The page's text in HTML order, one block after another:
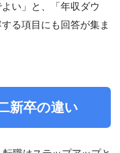
い」と、「年収ダウ
る項目にも回答が集ま
新卒の違い